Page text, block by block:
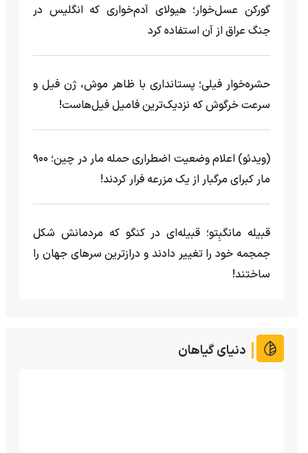
گورکن عسل‌خوار؛ هیولای آدم‌خواری که انگلیس در
جنگ عراق از آن استفاده کرد
حشره‌خوار فیلی؛ پستانداری با ظاهر موش، ژن فیل و
سرعت خرگوش که نزدیک‌ترین فامیل فیل‌هاست!
(ویدئو) اعلام وضعیت اضطراری حمله مار‌ در چین؛ ۹۰۰
مار کبرای مرگبار از یک مزرعه‌ فرار کردند!
قبیله مانگبِتو؛ قبیله‌ای در کنگو که مردمانش شکل
جمجمه خود را تغییر دادند و درازترین سرهای جهان را
ساختند!
دنیای گیاهان